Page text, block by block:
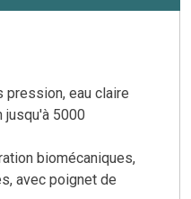
eau claire
jusqu'à 5000
biomécaniques,
avec poignet de